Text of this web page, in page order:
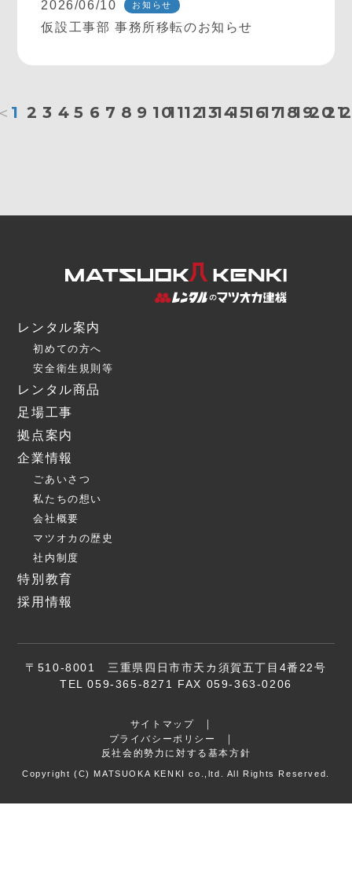
2026/06/10 お知らせ
仮設工事部 事務所移転のお知らせ
1 2 3 4 5 6 7 8 9 101112131415161718192021
レンタル案内
初めての方へ
安全衛生規則等
レンタル商品
足場工事
拠点案内
企業情報
ごあいさつ
私たちの想い
会社概要
マツオカの歴史
社内制度
特別教育
採用情報
〒510-8001 三重県四日市市天カ須賀五丁目4番22号
TEL 059-365-8271 FAX 059-363-0206
サイトマップ
プライバシーポリシー
反社会的勢力に対する基本方針
Copyright (C) MATSUOKA KENKI co.,ltd. All Rights Reserved.